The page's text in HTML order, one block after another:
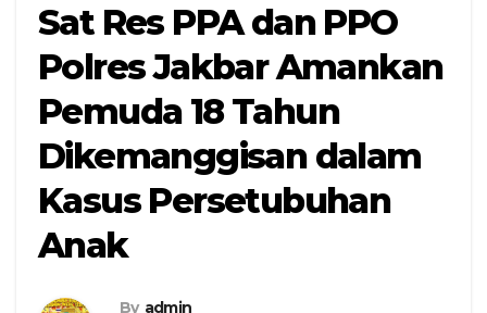
Sat Res PPA dan PPO
Polres Jakbar Amankan
Pemuda 18 Tahun
Dikemanggisan dalam
Kasus Persetubuhan
Anak
By admin